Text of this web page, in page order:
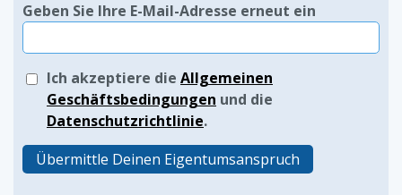
Geben Sie Ihre E-Mail-Adresse erneut ein
Ich akzeptiere die Allgemeinen
Geschäftsbedingungen und die
Datenschutzrichtlinie.
Übermittle Deinen Eigentumsanspruch